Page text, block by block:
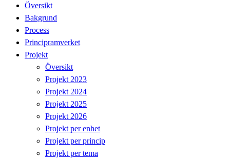
Översikt
Bakgrund
Process
Principramverket
Projekt
Översikt
Projekt 2023
Projekt 2024
Projekt 2025
Projekt 2026
Projekt per enhet
Projekt per princip
Projekt per tema